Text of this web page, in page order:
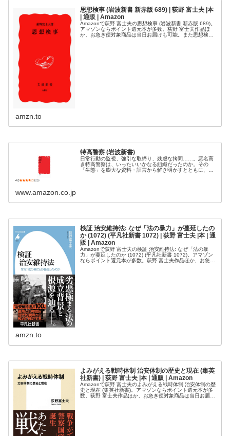
思想検事 (岩波新書 新赤版 689) | 荻野 富士夫 |本
| 通販 | Amazon
Amazonで荻野 富士夫の思想検事 (岩波新書 新赤版 689)。
アマゾンならポイント還元本が多数。荻野 富士夫作品ほ
か、お急ぎ便対象商品は当日お届けも可能。また思想検事
amzn.to
特高警察 (岩波新書)
日常行動の監視、強引な取締り、残虐な拷問……。悪名高
き特高警察は、いったいいかなる組織だったのか。その
「生態」を膨大な資料・証言から解き明かすとともに、日
www.amazon.co.jp
検証 治安維持法: なぜ「法の暴力」が蔓延したの
か (1072) (平凡社新書 1072) | 荻野 富士夫 |本 | 通
販 | Amazon
Amazonで荻野 富士夫の検証 治安維持法: なぜ「法の暴
力」が蔓延したのか (1072) (平凡社新書 1072)。アマゾン
ならポイント還元本が多数。荻野 富士夫作品ほか、お急ぎ
amzn.to
よみがえる戦時体制 治安体制の歴史と現在 (集英
社新書) | 荻野 富士夫 |本 | 通販 | Amazon
Amazonで荻野 富士夫のよみがえる戦時体制 治安体制の歴
史と現在 (集英社新書)。アマゾンならポイント還元本が多
数。荻野 富士夫作品ほか、お急ぎ便対象商品は当日お届け